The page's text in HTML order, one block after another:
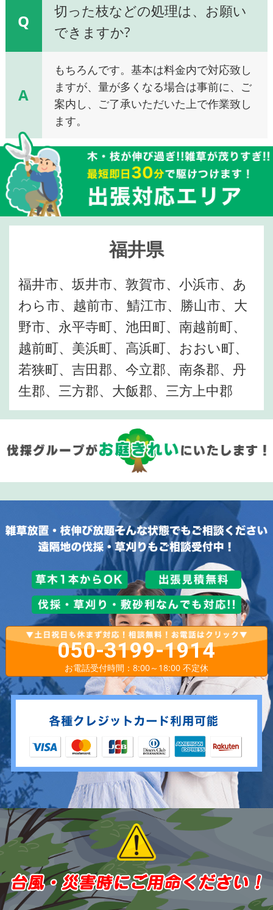
Q
切った枝などの処理は、お願い
できますか?
A
もちろんです。基本は料金内で対応致し
ますが、量が多くなる場合は事前に、ご
案内し、ご了承いただいた上で作業致し
ます。
福井県
福井市、坂井市、敦賀市、小浜市、あ
わら市、越前市、鯖江市、勝山市、大
野市、永平寺町、池田町、南越前町、
越前町、美浜町、高浜町、おおい町、
若狭町、吉田郡、今立郡、南条郡、丹
生郡、三方郡、大飯郡、三方上中郡
050-3199-1914
お電話受付時間：8:00～18:00 不定休